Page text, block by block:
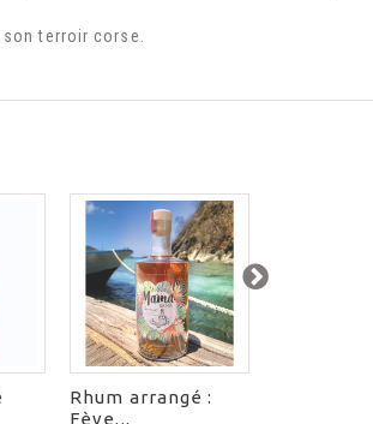
terroir corse.
Rhum arrangé :
Fève...